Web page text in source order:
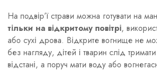
На подвір’ї страви можна готувати на
тільки на відкритому повітрі,
або сухі дрова. Відкрите вогнище не
без нагляду, дітей і тварин слід
відстані, а поруч мати воду або